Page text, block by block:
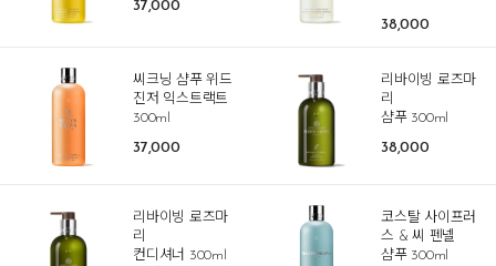
37,000
38,000
씨크닝 샴푸 위드
진저 익스트랙트
300ml
37,000
리바이빙 로즈마
리
샴푸 300ml
38,000
리바이빙 로즈마
리
컨디셔너 300ml
코스탈 사이프러
스 & 씨 펜넬
샴푸 300ml